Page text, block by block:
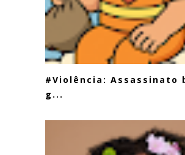
#Violência: Assassinato
g...